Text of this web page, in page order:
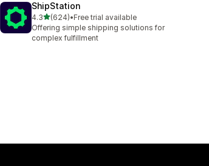
ShipStation
4.35つ星中
(624)
合計レビュー数：624件
•Free trial available
Offering simple shipping solutions for
complex fulfillment